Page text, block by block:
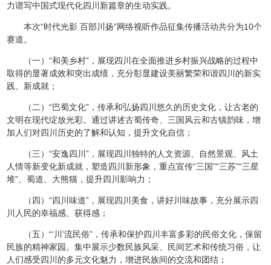
力谱写中国式现代化四川新篇章的生动实践。
本次“时代光影 百部川扬”网络视听作品征集传播活动共分为10个
赛道。
（一）“和美乡村”，展现四川在全面推进乡村振兴战略的过程中
取得的显著成效和突出成绩，充分彰显建设美丽繁荣和谐四川的新实
践、新成就；
（二）“巴蜀文化”，传承和弘扬四川悠久的历史文化，让古老的
文明在现代绽放光彩。通过讲述古蜀传奇、三国风云和古镇韵味，增
加人们对四川历史的了解和认知，提升文化自信；
（三）“安逸四川”，展现四川独特的人文资源、自然景观、风土
人情等新变化新成就，塑造四川新形象，重点宣传“三国”“三苏”“三星
堆”、蜀道、大熊猫，提升四川影响力；
（四）“四川味道”，展现四川美食，讲好川味故事，充分展示四
川人民的幸福感、获得感；
（五）“‘川’流民俗”，传承和保护四川丰富多彩的民俗文化，保留
民族的精神家园。集中展示少数民族风采、民间艺术和传统习俗，让
人们感受四川的多元文化魅力，增进民族间的交流和团结；